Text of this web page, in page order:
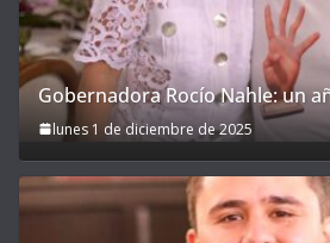
Gobernadora Rocío Nahle: un
lunes 1 de diciembre de 2025